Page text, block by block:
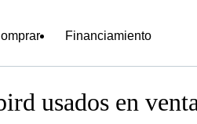
Financiamiento
usados en